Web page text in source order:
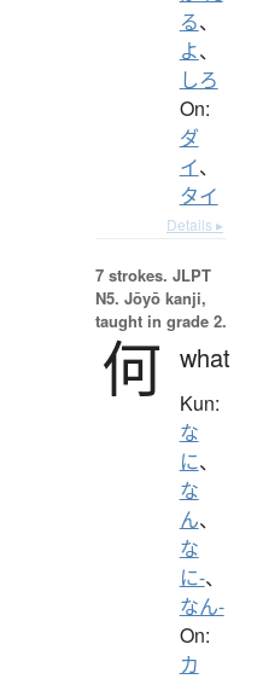
る、
よ、
しろ
On:
ダ
イ、
タイ
Details ▸
7 strokes. JLPT
N5. Jōyō kanji,
taught in grade 2.
何 what
Kun:
な
に、
な
ん、
な
に-、
なん-
On:
カ